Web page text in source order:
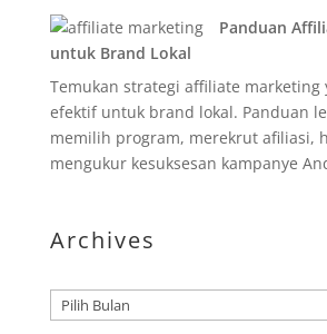
Panduan
untuk Brand Lokal
Temukan strategi affiliate marketing
efektif untuk brand lokal. Panduan
memilih program, merekrut afiliasi,
mengukur kesuksesan kampanye
Archives
Arsip